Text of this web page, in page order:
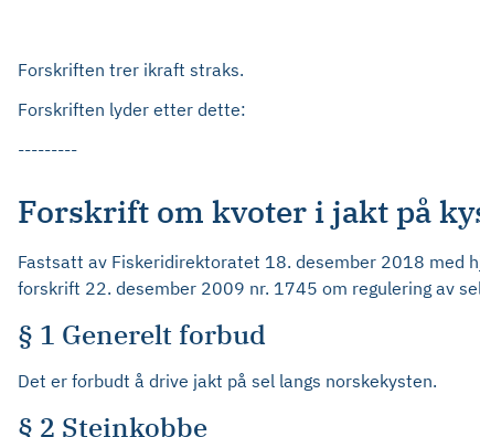
Forskriften trer ikraft straks.
Forskriften lyder etter dette:
---------
Forskrift om kvoter i jakt på
Fastsatt av Fiskeridirektoratet 18. desember 2018 med
forskrift 22. desember 2009 nr. 1745 om regulering av
§ 1 Generelt forbud
Det er forbudt å drive jakt på sel langs norskekysten.
§ 2 Steinkobbe